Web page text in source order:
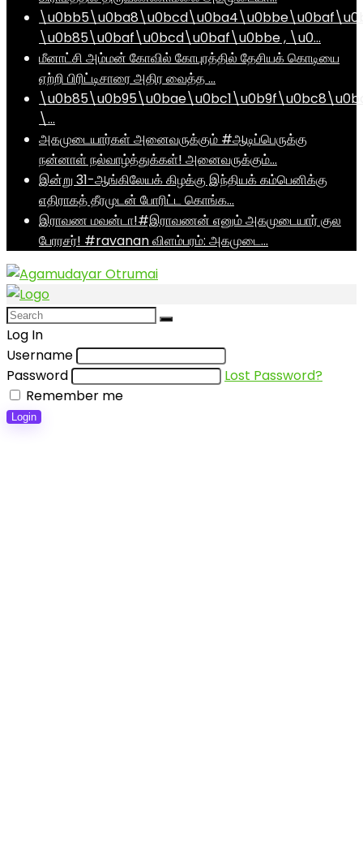
\u0b85\u0baf\u0bcd\u0baf\u0bbe , \u0…
மீனாட்சி அம்மன் கோவில் கோபுரத்தில் தேசியக் கொடியை
ஏற்றி பிரிட்டிசாரை அதிர வைத்த …
\…
அகமுடையார்கள் அனைவருக்கும் #ஆடிப்பெருக்கு
நன்னாள் நல்வாழ்த்துக்கள்! அனைவருக்கும்…
இன்று 31-ஆங்கிலேயக் கிழக்கு இந்தியக் கம்பெனிக்கு
எதிராகத் தீரமுடன் போரிட்ட கொங்க…
இராவண மவன்டா!#இராவணன் எனும் அகமுடையார் குல
பேரரசர்! #ravanan விளம்பரம்: அகமுடை…
Log In
Username
Password
Lost Password?
Remember me
Login